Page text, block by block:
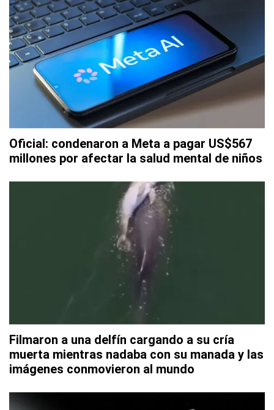
Oficial: condenaron a Meta a pagar US$567
millones por afectar la salud mental de niños
Filmaron a una delfín cargando a su cría
muerta mientras nadaba con su manada y las
imágenes conmovieron al mundo